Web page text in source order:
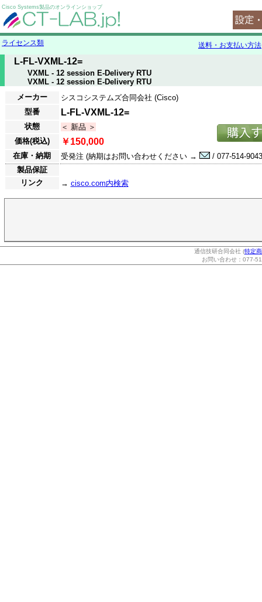
Cisco Systems製品のオンラインショップ
ライセンス類 送料・お支払い方法
L-FL-VXML-12=
VXML - 12 session E-Delivery RTU
VXML - 12 session E-Delivery RTU
メーカー
シスコシステムズ合同会社 (Cisco)
型番
L-FL-VXML-12=
状態
＜ 新品 ＞
価格(税込)
￥150,000
在庫・納期 受発注 (納期はお問い合わせください →
/ 077-514-
製品保証
リンク
→ cisco.com内検索
通信技研合同会社 (特定
お問い合わせ：077-